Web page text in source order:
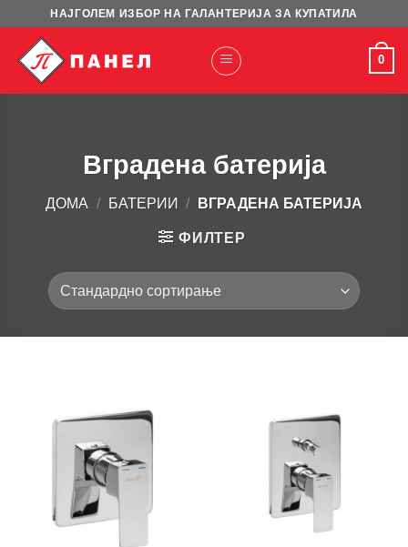
content
НАЈГОЛЕМ ИЗБОР НА ГАЛАНТЕРИЈА ЗА КУПАТИЛА
0
Вградена батерија
ДОМА / БАТЕРИИ / ВГРАДЕНА БАТЕРИЈА
ФИЛТЕР